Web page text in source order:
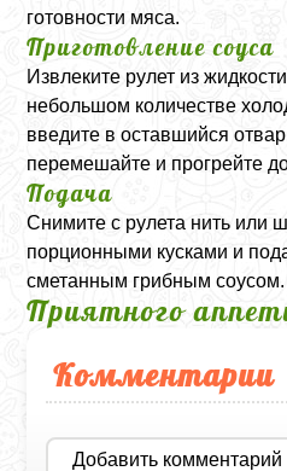
готовности мяса.
Приготовление соуса
Извлеките рулет из
небольшом количестве
введите в оставшийся
перемешайте и прогрейте до
Подача
Снимите с рулета нить или
порционными кусками и
сметанным грибным соусом.
Приятного
Комментарии
Добавить комментарий